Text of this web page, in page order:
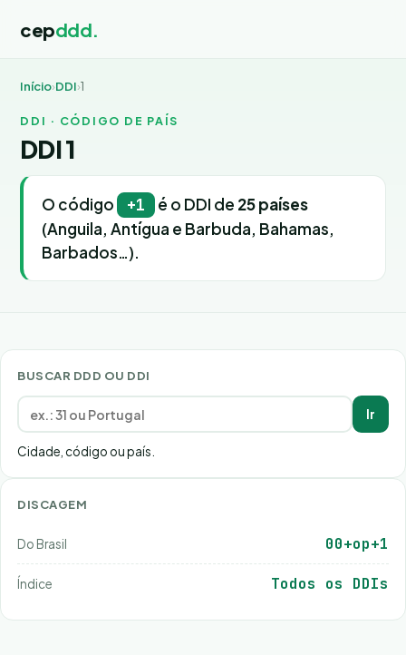
cepddd.
Início›DDI›1
DDI · CÓDIGO DE PAÍS
DDI 1
O código +1 é o DDI de 25 países
(Anguila, Antígua e Barbuda, Bahamas,
Barbados…).
BUSCAR DDD OU DDI
Ir
Cidade, código ou país.
DISCAGEM
Do Brasil 00+op+1
Índice Todos os DDIs